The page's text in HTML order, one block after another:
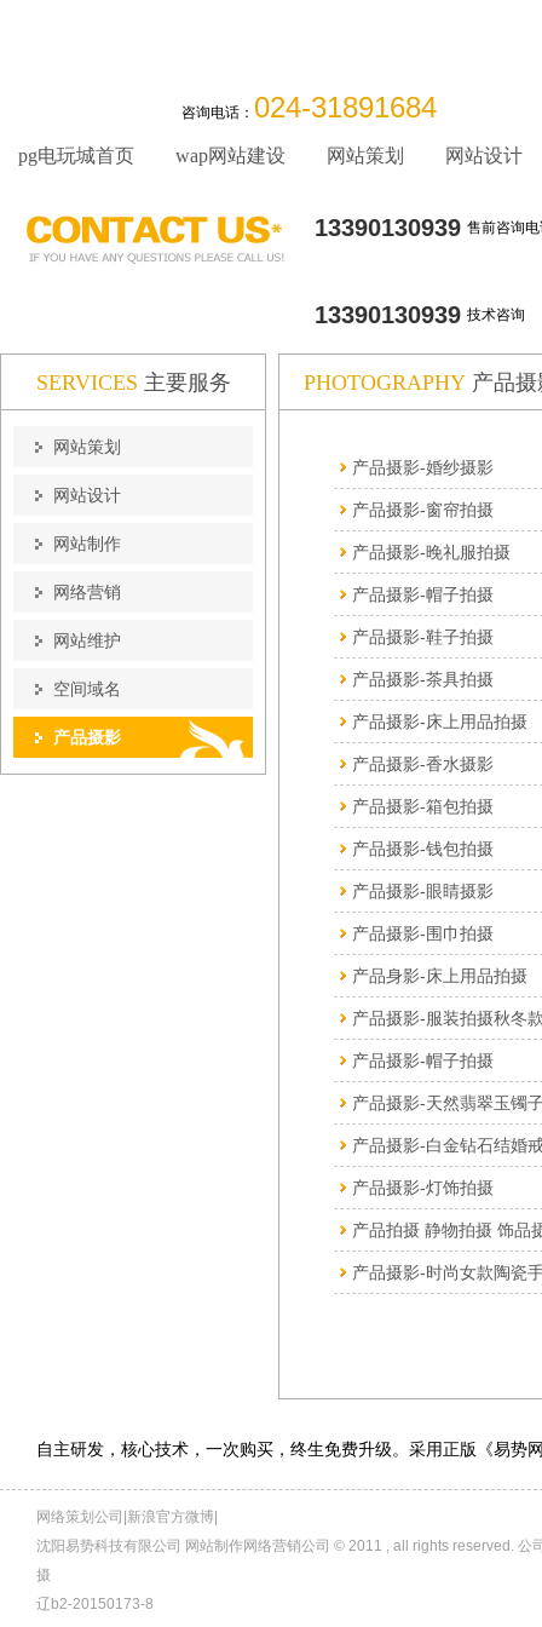
咨询电话： 024-31891684
pg电玩城首页 wap网站建设 网站策划 网站设计
13390130939 售前咨询
13390130939 技术咨询
SERVICES 主要服务
网站策划
网站设计
网站制作
网络营销
网站维护
空间域名
产品摄影
PHOTOGRAPHY 产品摄
产品摄影-婚纱摄影
产品摄影-窗帘拍摄
产品摄影-晚礼服拍摄
产品摄影-帽子拍摄
产品摄影-鞋子拍摄
产品摄影-茶具拍摄
产品摄影-床上用品拍摄
产品摄影-香水摄影
产品摄影-箱包拍摄
产品摄影-钱包拍摄
产品摄影-眼睛摄影
产品摄影-围巾拍摄
产品身影-床上用品拍摄
产品摄影-服装拍摄秋冬
产品摄影-帽子拍摄
产品摄影-天然翡翠玉镯
产品摄影-白金钻石结婚
产品摄影-灯饰拍摄
产品拍摄 静物拍摄 饰品
产品摄影-时尚女款陶瓷
自主研发，核心技术，一次购买，终生免费升级。采用正版《易
网络策划公司|新浪官方微博|
沈阳易势科技有限公司 网站制作网络营销公司 © 2011 , all rights reserved.
摄
辽b2-20150173-8